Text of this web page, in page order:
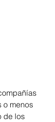
o menos
de los